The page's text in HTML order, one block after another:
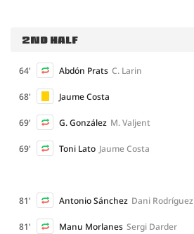
2ND HALF
64' Abdón Prats C. Larin
68' Jaume Costa
69' G. González M. Valjent
69' Toni Lato Jaume Costa
81' Antonio Sánchez Dani Rodríguez
81' Manu Morlanes Sergi Darder